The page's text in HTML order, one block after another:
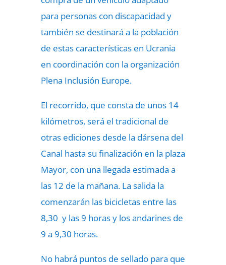
para personas con discapacidad y
también se destinará a la población
de estas características en Ucrania
en coordinación con la organización
Plena Inclusión Europe.
El recorrido, que consta de unos 14
kilómetros, será el tradicional de
otras ediciones desde la dársena del
Canal hasta su finalización en la plaza
Mayor, con una llegada estimada a
las 12 de la mañana. La salida la
comenzarán las bicicletas entre las
8,30 y las 9 horas y los andarines de
9 a 9,30 horas.
No habrá puntos de sellado para que